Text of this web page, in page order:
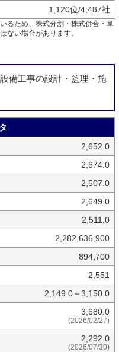
1,120位/4,487社
るため、株式分割・株式併合・単
ない場合があります。
備工事の設計・監理・施
2,652.0
2,674.0
2,507.0
2,649.0
2,511.0
2,282,636,900
894,700
2,551
2,149.0～3,150.0
3,680.0
(2026/02/27)
2,292.0
(2026/07/30)